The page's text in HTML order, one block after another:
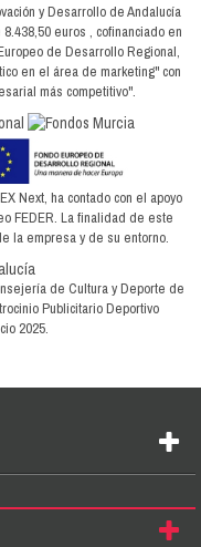
y Desarrollo de Andalucía
euros , cofinanciado en
de Desarrollo Regional,
en el área de marketing" con
más competitivo".
Next, ha contado con el apoyo
FEDER. La finalidad de este
la empresa y de su entorno.
de Cultura y Deporte de
Publicitario Deportivo
2025.